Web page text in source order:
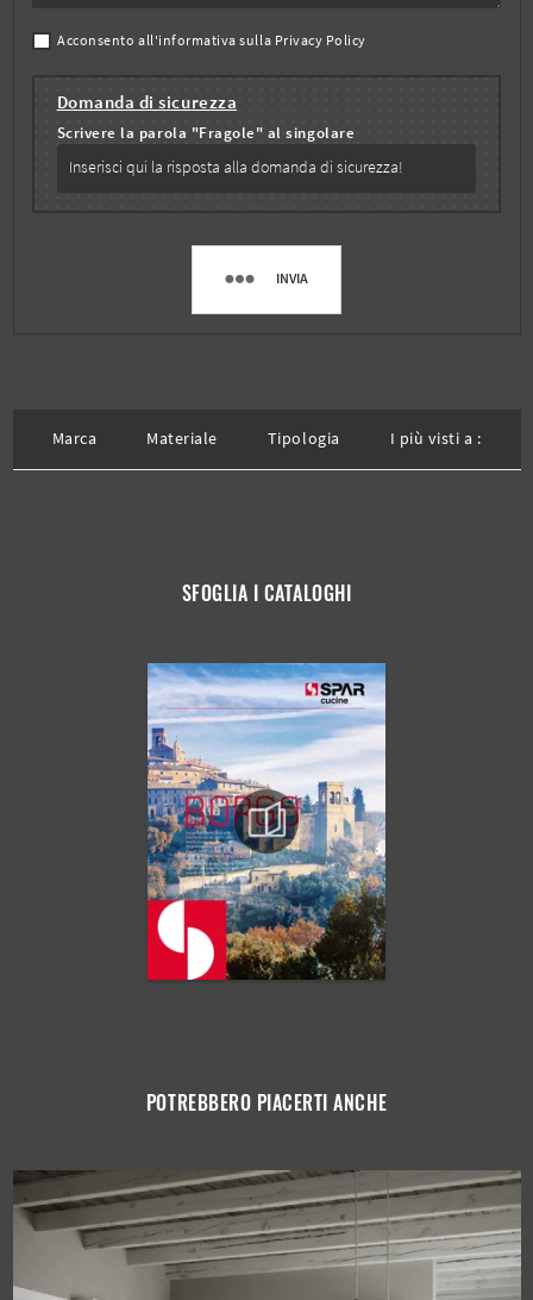
Acconsento all'informativa sulla Privacy Policy
Domanda di sicurezza
Scrivere la parola "Fragole" al singolare
INVIA
Marca Materiale Tipologia I più visti a :
SFOGLIA I CATALOGHI
POTREBBERO PIACERTI ANCHE